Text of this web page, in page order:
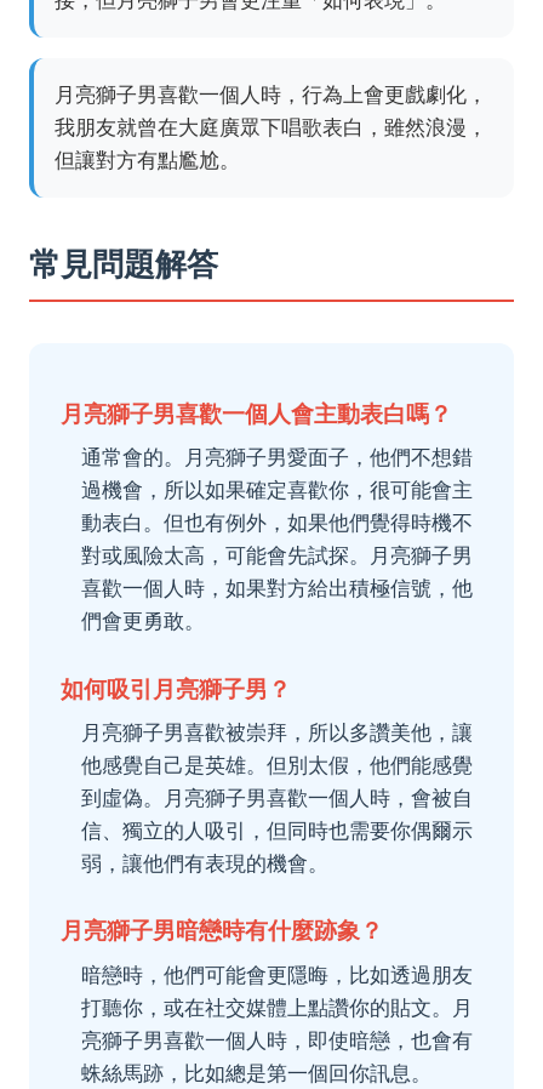
月亮獅子男喜歡一個人時，行為上會更戲劇化，
我朋友就曾在大庭廣眾下唱歌表白，雖然浪漫，
但讓對方有點尷尬。
常見問題解答
月亮獅子男喜歡一個人會主動表白嗎？
通常會的。月亮獅子男愛面子，他們不想錯
過機會，所以如果確定喜歡你，很可能會主
動表白。但也有例外，如果他們覺得時機不
對或風險太高，可能會先試探。月亮獅子男
喜歡一個人時，如果對方給出積極信號，他
們會更勇敢。
如何吸引月亮獅子男？
月亮獅子男喜歡被崇拜，所以多讚美他，讓
他感覺自己是英雄。但別太假，他們能感覺
到虛偽。月亮獅子男喜歡一個人時，會被自
信、獨立的人吸引，但同時也需要你偶爾示
弱，讓他們有表現的機會。
月亮獅子男暗戀時有什麼跡象？
暗戀時，他們可能會更隱晦，比如透過朋友
打聽你，或在社交媒體上點讚你的貼文。月
亮獅子男喜歡一個人時，即使暗戀，也會有
蛛絲馬跡，比如總是第一個回你訊息。